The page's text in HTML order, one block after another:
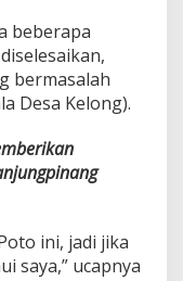
beberapa
bermasalah
Desa Kelong).
ini, jadi jika
saya,” ucapnya